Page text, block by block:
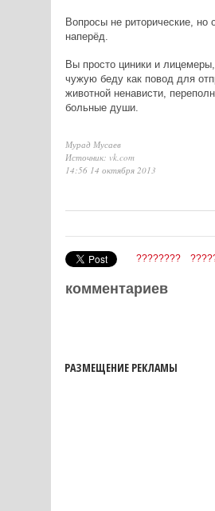
Вопросы не риторические, но
наперёд.
Вы просто циники и
чужую беду как повод для
животной ненависти,
больные души.
Мурад Мусаев
Источник: vk.com
14:56 14 октября 2013
????????
комментариев
РАЗМЕЩЕНИЕ РЕКЛАМЫ